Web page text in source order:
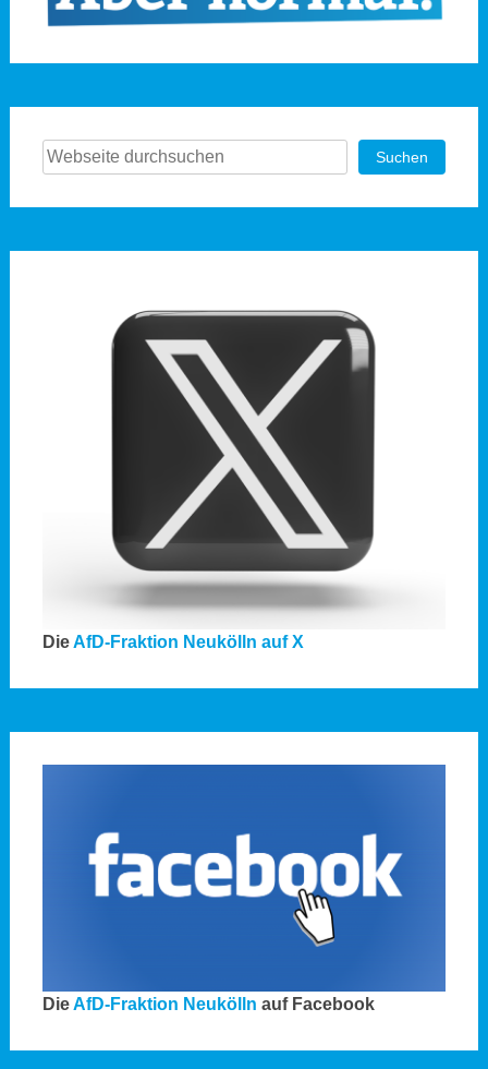
Suchen Suchen
DieAfD-Fraktion Neukölln auf X
DieAfD-Fraktion Neukölln auf Facebook